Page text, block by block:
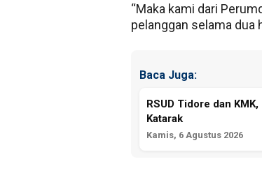
“Maka kami dari
pelanggan selama dua
Baca Juga:
RSUD Tidore dan
Katarak
Kamis, 6 Agustus 2026